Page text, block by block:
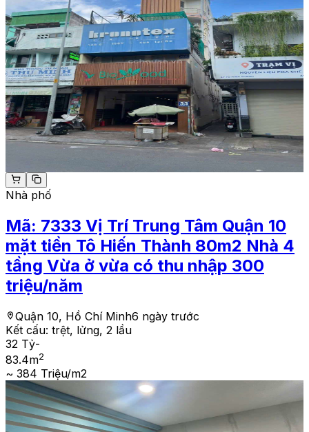
Nhà phố
Mã: 7333 Vị Trí Trung Tâm Quận 10
mặt tiền Tô Hiến Thành 80m2 Nhà 4
tầng Vừa ở vừa có thu nhập 300
triệu/năm
Quận 10, Hồ Chí Minh6 ngày trước
Kết cấu: trệt, lửng, 2 lầu
32 Tỷ-
83.4m2
~ 384 Triệu/m2